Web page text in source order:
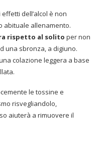
dell’alcol è non
abituale allenamento.
rispetto al solito per non
una sbronza, a digiuno.
colazione leggera a base
le tossine e
risvegliandolo,
aiuterà a rimuovere il